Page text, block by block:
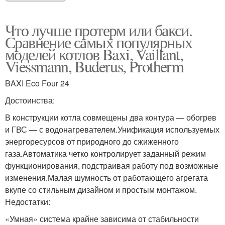
Что лучше протерм или бакси.
Сравнение самых популярных
моделей котлов Baxi, Vaillant,
Viessmann, Buderus, Protherm
BAXI Eco Four 24
Достоинства:
В конструкции котла совмещены два контура — обогрев
и ГВС — с водонагревателем.Унификация используемых
энергоресурсов от природного до сжиженного
газа.Автоматика четко контролирует заданный режим
функционирования, подстраивая работу под возможные
изменения.Малая шумность от работающего агрегата
вкупе со стильным дизайном и простым монтажом.
Недостатки:
«Умная» система крайне зависима от стабильности